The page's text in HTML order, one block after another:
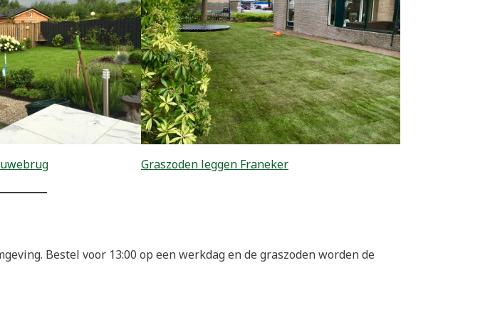
Graszoden leggen Franeker
Bestel voor 13:00 op een werkdag en de graszoden worden de